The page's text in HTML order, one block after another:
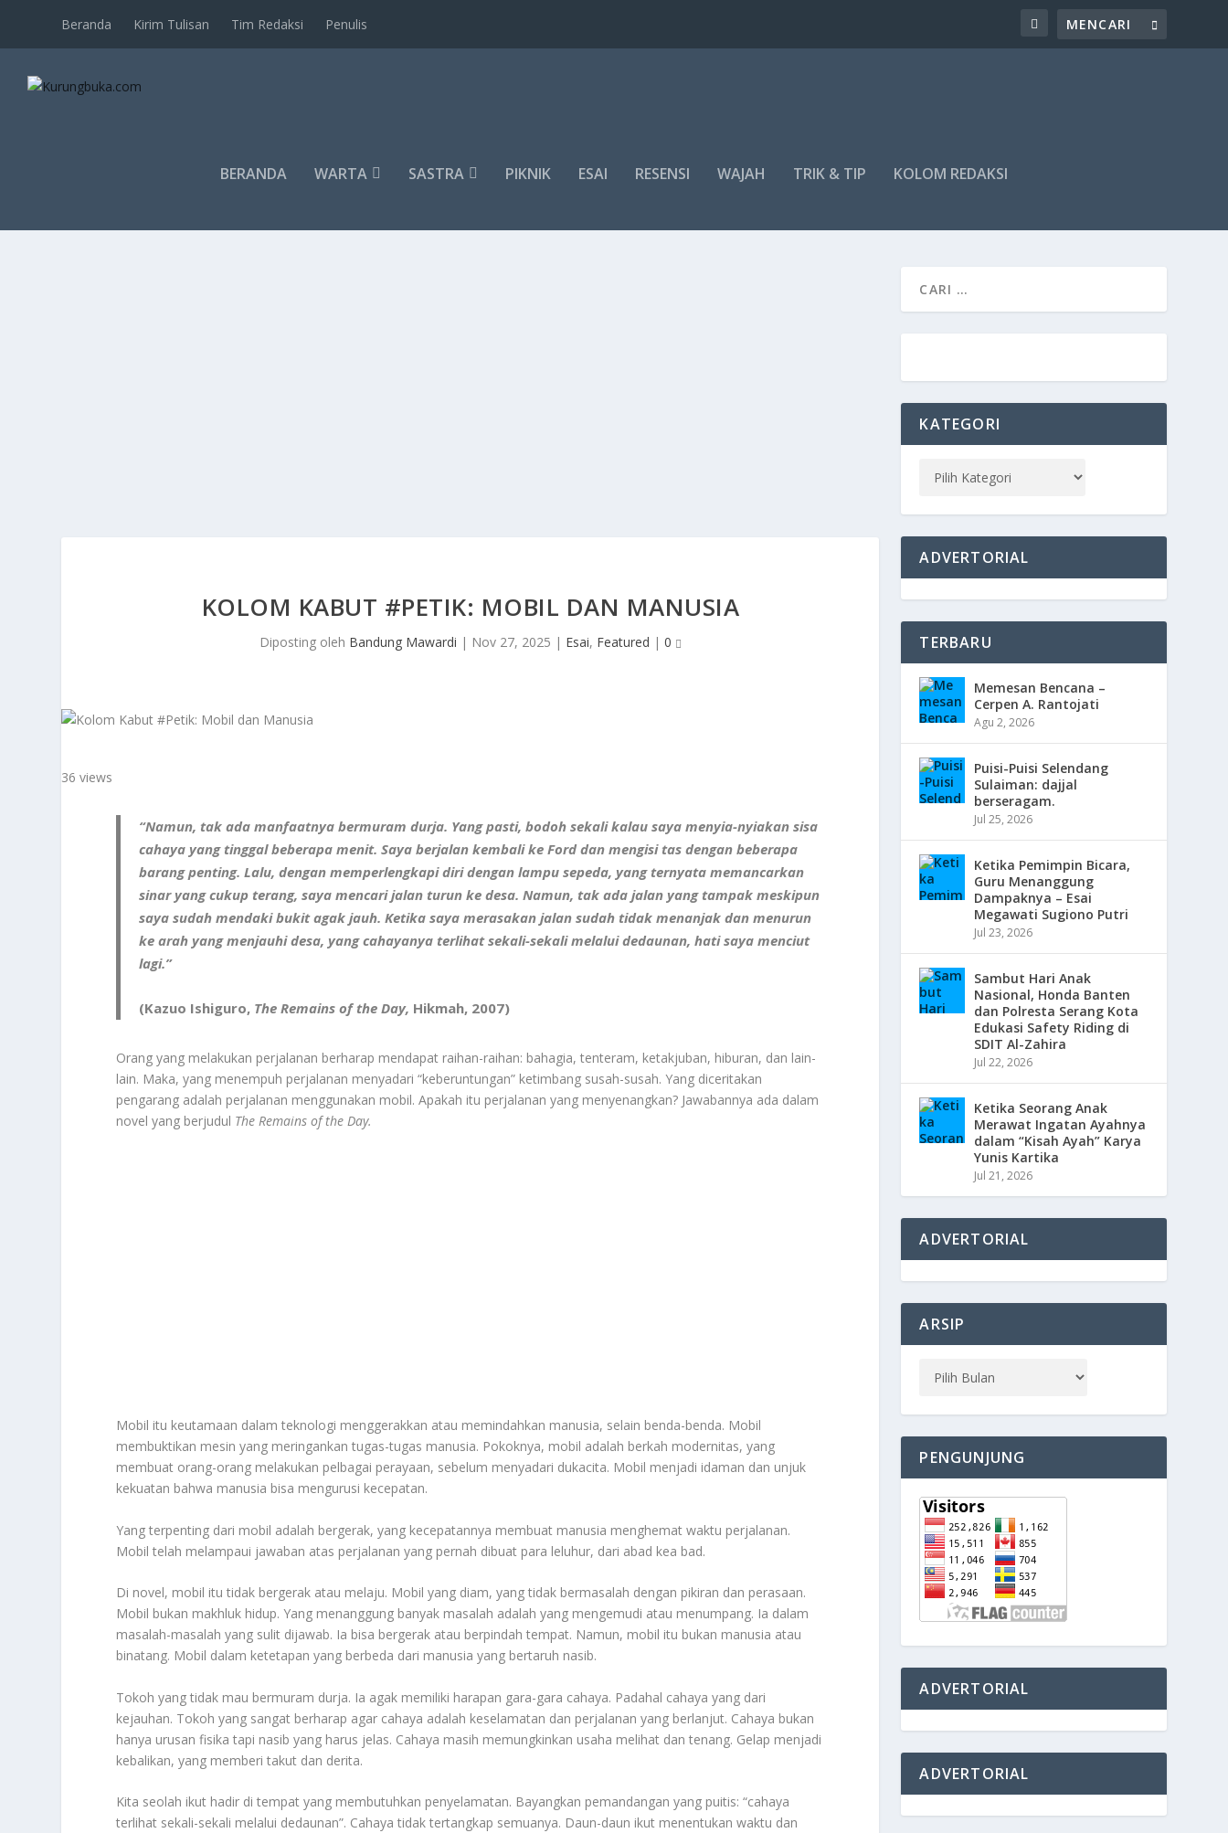
Beranda Kirim Tulisan Tim Redaksi Penulis
BERANDA WARTA SASTRA PIKNIK ESAI RESENSI WAJAH TRIK & TIP KOLOM REDAKSI
KOLOM KABUT #PETIK: MOBIL DAN MANUSIA
Diposting oleh Bandung Mawardi | Nov 27, 2025 | Esai, Featured | 0
36 views
“Namun, tak ada manfaatnya bermuram durja. Yang pasti, bodoh sekali kalau saya menyia-nyiakan sisa
cahaya yang tinggal beberapa menit. Saya berjalan kembali ke Ford dan mengisi tas dengan beberapa
barang penting. Lalu, dengan memperlengkapi diri dengan lampu sepeda, yang ternyata memancarkan
sinar yang cukup terang, saya mencari jalan turun ke desa. Namun, tak ada jalan yang tampak meskipun
saya sudah mendaki bukit agak jauh. Ketika saya merasakan jalan sudah tidak menanjak dan menurun
ke arah yang menjauhi desa, yang cahayanya terlihat sekali-sekali melalui dedaunan, hati saya menciut
lagi.”
(Kazuo Ishiguro, The Remains of the Day, Hikmah, 2007)
Orang yang melakukan perjalanan berharap mendapat raihan-raihan: bahagia, tenteram, ketakjuban, hiburan, dan lain-
lain. Maka, yang menempuh perjalanan menyadari “keberuntungan” ketimbang susah-susah. Yang diceritakan
pengarang adalah perjalanan menggunakan mobil. Apakah itu perjalanan yang menyenangkan? Jawabannya ada dalam
novel yang berjudul The Remains of the Day.
Mobil itu keutamaan dalam teknologi menggerakkan atau memindahkan manusia, selain benda-benda. Mobil
membuktikan mesin yang meringankan tugas-tugas manusia. Pokoknya, mobil adalah berkah modernitas, yang
membuat orang-orang melakukan pelbagai perayaan, sebelum menyadari dukacita. Mobil menjadi idaman dan unjuk
kekuatan bahwa manusia bisa mengurusi kecepatan.
Yang terpenting dari mobil adalah bergerak, yang kecepatannya membuat manusia menghemat waktu perjalanan.
Mobil telah melampaui jawaban atas perjalanan yang pernah dibuat para leluhur, dari abad kea bad.
Di novel, mobil itu tidak bergerak atau melaju. Mobil yang diam, yang tidak bermasalah dengan pikiran dan perasaan.
Mobil bukan makhluk hidup. Yang menanggung banyak masalah adalah yang mengemudi atau menumpang. Ia dalam
masalah-masalah yang sulit dijawab. Ia bisa bergerak atau berpindah tempat. Namun, mobil itu bukan manusia atau
binatang. Mobil dalam ketetapan yang berbeda dari manusia yang bertaruh nasib.
Tokoh yang tidak mau bermuram durja. Ia agak memiliki harapan gara-gara cahaya. Padahal cahaya yang dari
kejauhan. Tokoh yang sangat berharap agar cahaya adalah keselamatan dan perjalanan yang berlanjut. Cahaya bukan
hanya urusan fisika tapi nasib yang harus jelas. Cahaya masih memungkinkan usaha melihat dan tenang. Gelap menjadi
kebalikan, yang memberi takut dan derita.
Kita seolah ikut hadir di tempat yang membutuhkan penyelamatan. Bayangkan pemandangan yang puitis: “cahaya
terlihat sekali-sekali melalui dedaunan”. Cahaya tidak tertangkap semuanya. Daun-daun ikut menentukan waktu dan
KATEGORI
ADVERTORIAL
TERBARU
Memesan Bencana –
Cerpen A. Rantojati
Agu 2, 2026
Puisi-Puisi Selendang
Sulaiman: dajjal
berseragam.
Jul 25, 2026
Ketika Pemimpin Bicara,
Guru Menanggung
Dampaknya – Esai
Megawati Sugiono Putri
Jul 23, 2026
Sambut Hari Anak
Nasional, Honda Banten
dan Polresta Serang Kota
Edukasi Safety Riding di
SDIT Al-Zahira
Jul 22, 2026
Ketika Seorang Anak
Merawat Ingatan Ayahnya
dalam “Kisah Ayah” Karya
Yunis Kartika
Jul 21, 2026
ADVERTORIAL
ARSIP
PENGUNJUNG
ADVERTORIAL
ADVERTORIAL